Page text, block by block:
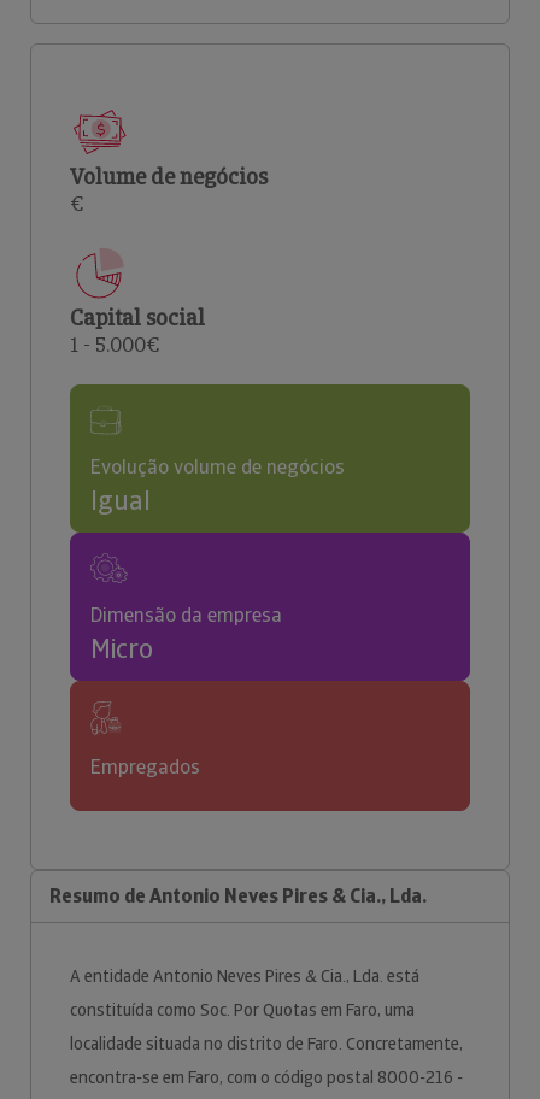
Volume de negócios
€
Capital social
1 - 5.000€
Evolução volume de negócios
Igual
Dimensão da empresa
Micro
Empregados
Resumo de Antonio Neves Pires & Cia., Lda.
A entidade Antonio Neves Pires & Cia., Lda. está
constituída como Soc. Por Quotas em Faro, uma
localidade situada no distrito de Faro. Concretamente,
encontra-se em Faro, com o código postal 8000-216 -